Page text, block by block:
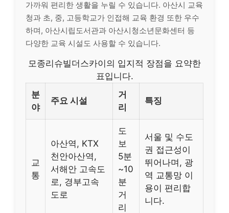
가까워 편리한 생활을 누릴 수 있습니다. 아산시 교육
청과 초, 중, 고등학교가 인접해 교육 환경 또한 우수
하며, 아산시립도서관과 아산시청소년문화센터 등
다양한 교육 시설도 사용할 수 있습니다.
모종리슈빌더스카이의 입지적 장점을 요약한
표입니다.
분
야
주요 시설
거
리
특징
교
통
아산역, KTX
천안아산역,
서해안 고속도
로, 경부고속
도로
도
보
5분
~10
분
거
리
서울 및 수도
권 접근성이
뛰어나며, 광
역 교통망 이
용이 편리합
니다.